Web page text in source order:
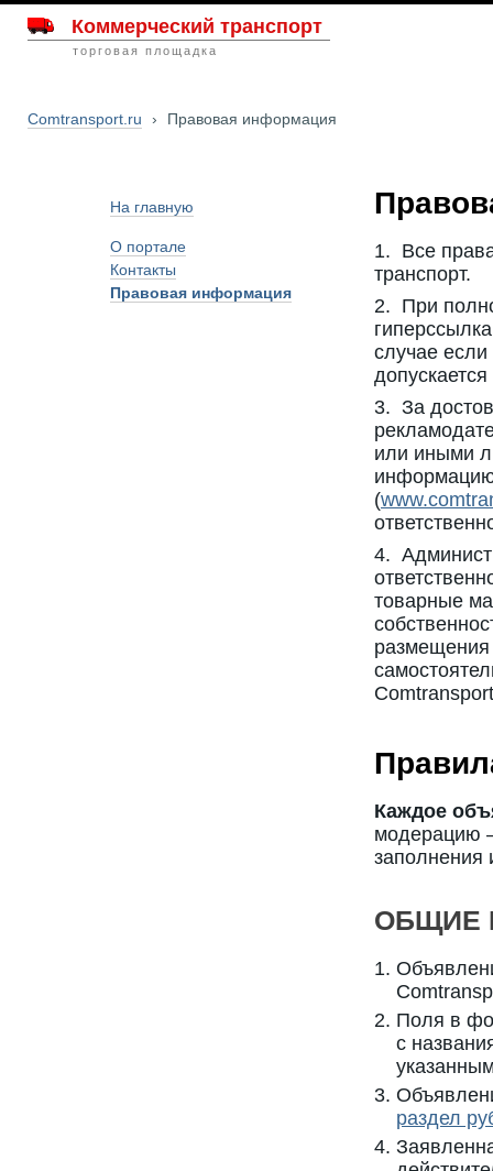
Коммерческий транспорт
торговая площадка
Comtransport.ru › Правовая информация
На главную
О портале
Контакты
Правовая информация
1. Все
транспорт.
2. При
случае
3. За
или иными
информацию
(
4.
товарные
Каждое
модерацию
заполнения
ОБЩИЕ
Поля в
с
раздел